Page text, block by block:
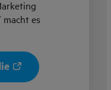
macht es